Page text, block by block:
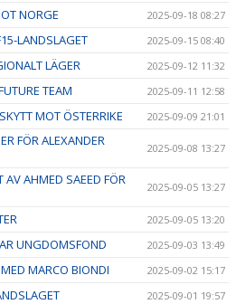
NORGE 2025-09-18 08:27
LANDSLAGET 2025-09-15 08:40
LÄGER 2025-09-12 11:32
TEAM 2025-09-11 12:58
MOT ÖSTERRIKE 2025-09-09 21:01
FÖR ALEXANDER
2025-09-08 13:27
AV AHMED SAEED FÖR
2025-09-05 13:27
2025-09-05 13:20
UNGDOMSFOND 2025-09-03 13:49
MARCO BIONDI 2025-09-02 15:17
2025-09-01 19:57